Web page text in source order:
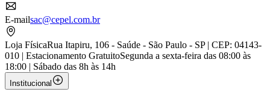
E-mailsac@cepel.com.br
Loja FísicaRua Itapiru, 106 - Saúde - São Paulo - SP | CEP: 04143-
010 | Estacionamento GratuitoSegunda a sexta-feira das 08:00 às
18:00 | Sábado das 8h às 14h
Institucional